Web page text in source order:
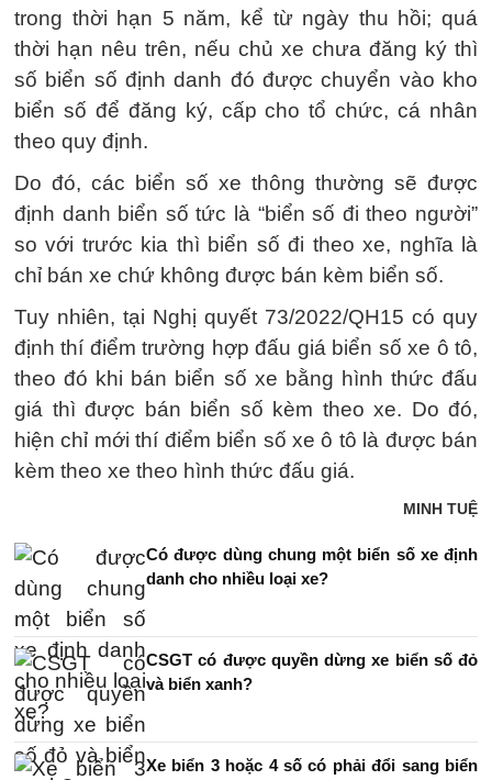
trong thời hạn 5 năm, kể từ ngày thu hồi; quá
thời hạn nêu trên, nếu chủ xe chưa đăng ký thì
số biển số định danh đó được chuyển vào kho
biển số để đăng ký, cấp cho tổ chức, cá nhân
theo quy định.
Do đó, các biển số xe thông thường sẽ được
định danh biển số tức là “biển số đi theo người”
so với trước kia thì biển số đi theo xe, nghĩa là
chỉ bán xe chứ không được bán kèm biển số.
Tuy nhiên, tại Nghị quyết 73/2022/QH15 có quy
định thí điểm trường hợp đấu giá biển số xe ô tô,
theo đó khi bán biển số xe bằng hình thức đấu
giá thì được bán biển số kèm theo xe. Do đó,
hiện chỉ mới thí điểm biển số xe ô tô là được bán
kèm theo xe theo hình thức đấu giá.
MINH TUỆ
Có được dùng chung một biển số xe định
danh cho nhiều loại xe?
CSGT có được quyền dừng xe biển số đỏ
và biển xanh?
Xe biển 3 hoặc 4 số có phải đổi sang biển